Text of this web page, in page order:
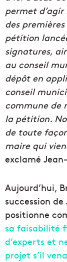
permet
des
pétition
signatures,
au conseil
dépôt en
conseil
commune de
la pétition.
de toute
maire qui
exclamé
Aujourd’hui,
succession
positionne
sa faisabilité
d’experts et
projet s’il